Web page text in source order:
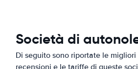
Società di
Di seguito sono riportate le
recensioni e le tariffe di queste